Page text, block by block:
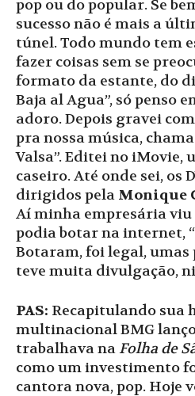
pop ou do popular. Se
sucesso não é mais a
túnel. Todo mundo tem
fazer coisas sem se
formato da estante, do
Baja al Agua”, só penso
adoro. Depois gravei
pra nossa música,
Valsa”. Editei no iMovie,
caseiro. Até onde sei, os
dirigidos pela Monique
Aí minha empresária viu
podia botar na internet,
Botaram, foi legal, umas
teve muita divulgação,
PAS: Recapitulando sua
multinacional BMG
trabalhava na Folha de
como um investimento
cantora nova, pop. Hoje